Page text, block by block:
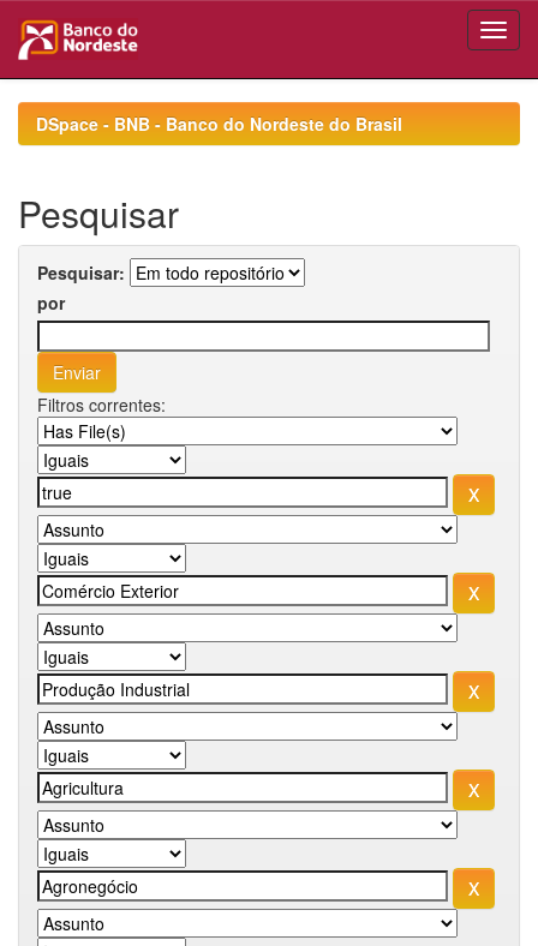
navigationDSpace - BNB - Banco do Nordeste do Brasil
Pesquisar
Pesquisar:
por
Filtros correntes: